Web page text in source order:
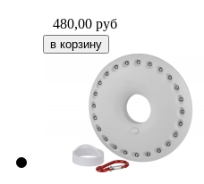
480,00 руб